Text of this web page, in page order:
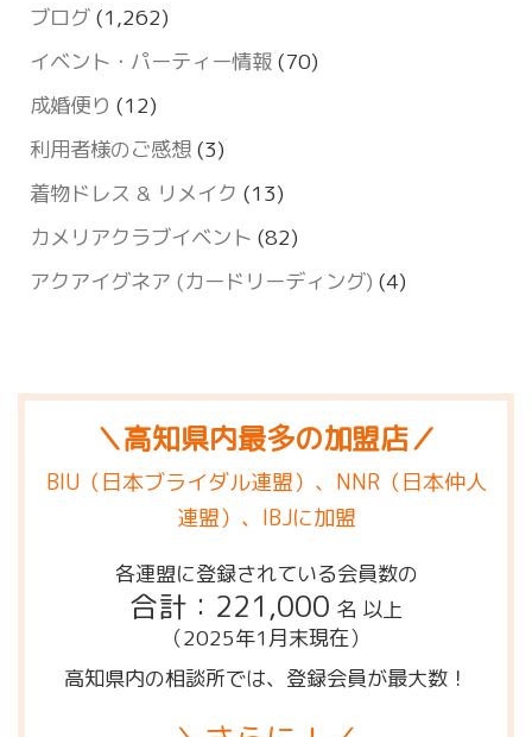
ブログ (1,262)
イベント・パーティー情報 (70)
成婚便り (12)
利用者様のご感想 (3)
着物ドレス & リメイク (13)
カメリアクラブイベント (82)
アクアイグネア (カードリーディング) (4)
＼高知県内最多の加盟店／
BIU（日本ブライダル連盟）、NNR（日本仲人
連盟）、IBJに加盟
各連盟に登録されている会員数の
合計：221,000 名 以上
（2025年1月末現在）
高知県内の相談所では、登録会員が最大数！